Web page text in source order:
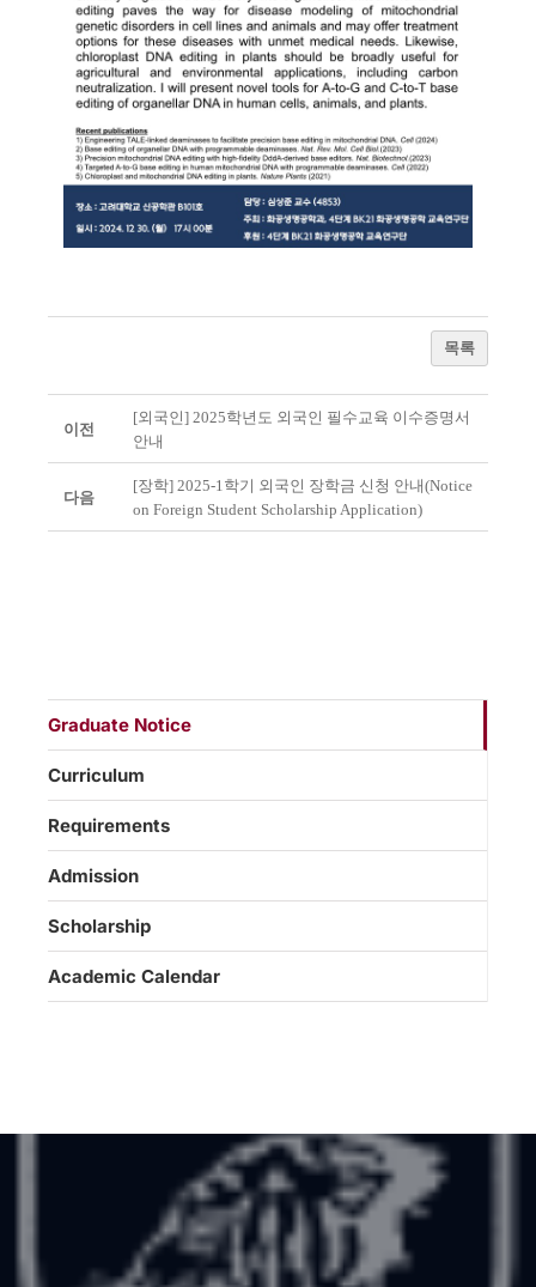
목록
이전
[외국인] 2025학년도 외국인 필수교육 이수증명서
안내
다음
[장학] 2025-1학기 외국인 장학금 신청 안내(Notice
on Foreign Student Scholarship Application)
Graduate Notice
Curriculum
Requirements
Admission
Scholarship
Academic Calendar